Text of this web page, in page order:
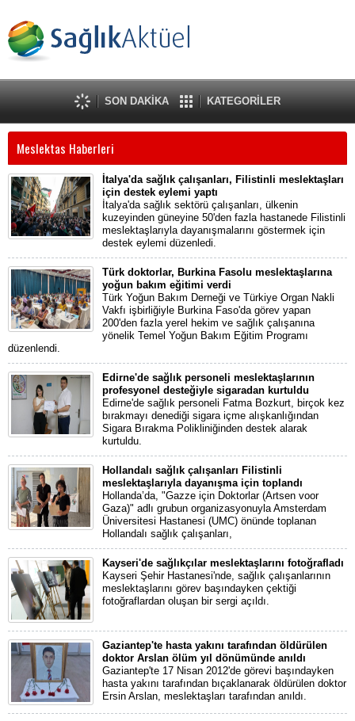
SON DAKİKA KATEGORİLER
Meslektas Haberleri
İtalya'da sağlık çalışanları, Filistinli meslektaşları
için destek eylemi yaptı
İtalya'da sağlık sektörü çalışanları, ülkenin
kuzeyinden güneyine 50'den fazla hastanede Filistinli
meslektaşlarıyla dayanışmalarını göstermek için
destek eylemi düzenledi.
Türk doktorlar, Burkina Fasolu meslektaşlarına
yoğun bakım eğitimi verdi
Türk Yoğun Bakım Derneği ve Türkiye Organ Nakli
Vakfı işbirliğiyle Burkina Faso'da görev yapan
200'den fazla yerel hekim ve sağlık çalışanına
yönelik Temel Yoğun Bakım Eğitim Programı
düzenlendi.
Edirne'de sağlık personeli meslektaşlarının
profesyonel desteğiyle sigaradan kurtuldu
Edirne'de sağlık personeli Fatma Bozkurt, birçok kez
bırakmayı denediği sigara içme alışkanlığından
Sigara Bırakma Polikliniğinden destek alarak
kurtuldu.
Hollandalı sağlık çalışanları Filistinli
meslektaşlarıyla dayanışma için toplandı
Hollanda’da, "Gazze için Doktorlar (Artsen voor
Gaza)" adlı grubun organizasyonuyla Amsterdam
Üniversitesi Hastanesi (UMC) önünde toplanan
Hollandalı sağlık çalışanları,
Kayseri'de sağlıkçılar meslektaşlarını fotoğrafladı
Kayseri Şehir Hastanesi'nde, sağlık çalışanlarının
meslektaşlarını görev başındayken çektiği
fotoğraflardan oluşan bir sergi açıldı.
Gaziantep'te hasta yakını tarafından öldürülen
doktor Arslan ölüm yıl dönümünde anıldı
Gaziantep'te 17 Nisan 2012'de görevi başındayken
hasta yakını tarafından bıçaklanarak öldürülen doktor
Ersin Arslan, meslektaşları tarafından anıldı.